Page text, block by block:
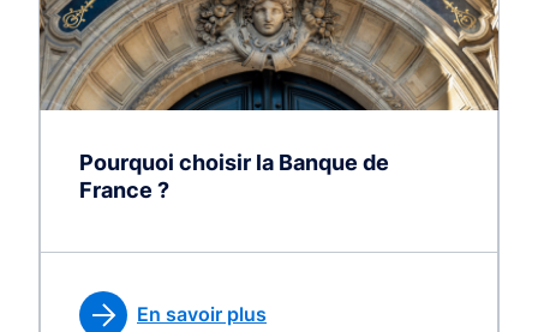
Pourquoi choisir la Banque de
France ?
En savoir plus